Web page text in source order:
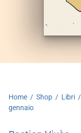
Home / Shop / Libri /
gennaio